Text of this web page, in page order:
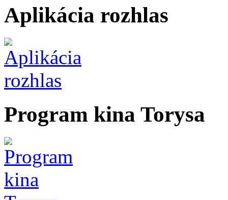
Aplikácia rozhlas
Program kina Torysa